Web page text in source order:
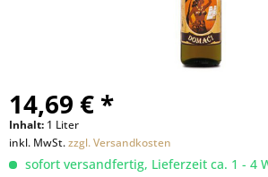
14,69 € *
Inhalt: 1 Liter
inkl. MwSt.zzgl. Versandkosten
sofort versandfertig, Lieferzeit ca. 1 - 4